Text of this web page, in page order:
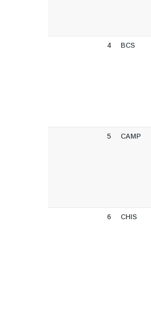
4 BCS
5 CAMP
6 CHIS